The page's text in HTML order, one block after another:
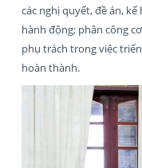
các nghị quyết, đề án,
hành động; phân công
phụ trách trong việc
hoàn thành.